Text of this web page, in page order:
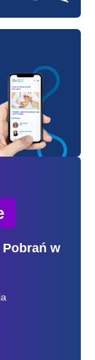
w